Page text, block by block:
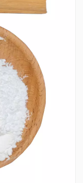
CAS 73-32-5
种支链氨基酸之一。